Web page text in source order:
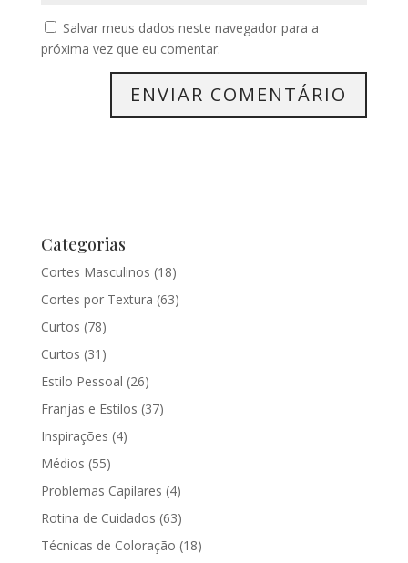
Salvar meus dados neste navegador para a
próxima vez que eu comentar.
Categorias
Cortes Masculinos (18)
Cortes por Textura (63)
Curtos (78)
Curtos (31)
Estilo Pessoal (26)
Franjas e Estilos (37)
Inspirações (4)
Médios (55)
Problemas Capilares (4)
Rotina de Cuidados (63)
Técnicas de Coloração (18)